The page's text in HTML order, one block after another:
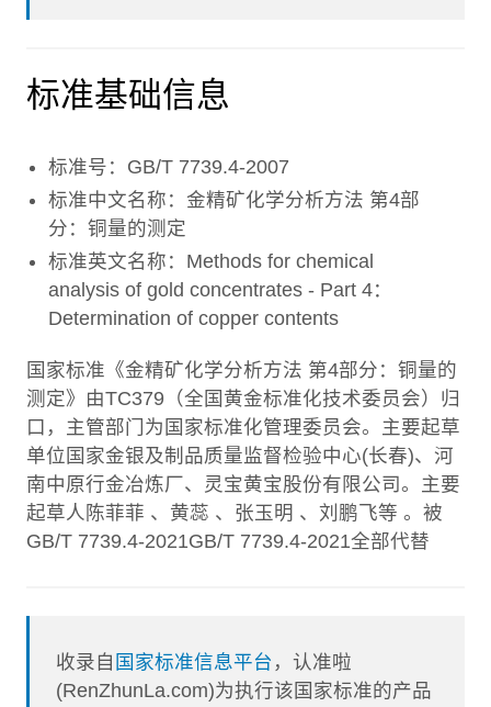
标准基础信息
标准号：GB/T 7739.4-2007
标准中文名称：金精矿化学分析方法 第4部
分：铜量的测定
标准英文名称：Methods for chemical
analysis of gold concentrates - Part 4：
Determination of copper contents
国家标准《金精矿化学分析方法 第4部分：铜量的
测定》由TC379（全国黄金标准化技术委员会）归
口，主管部门为国家标准化管理委员会。主要起草
单位国家金银及制品质量监督检验中心(长春)、河
南中原行金冶炼厂、灵宝黄宝股份有限公司。主要
起草人陈菲菲 、黄蕊 、张玉明 、刘鹏飞等 。被
GB/T 7739.4-2021GB/T 7739.4-2021全部代替
收录自 国家标准信息平台 ，认准啦
(RenZhunLa.com)为执行该国家标准的产品